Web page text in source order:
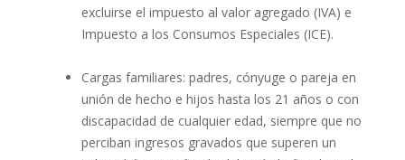
excluirse el impuesto al valor agregado (IVA) e
Impuesto a los Consumos Especiales (ICE).
Cargas familiares: padres, cónyuge o pareja en
unión de hecho e hijos hasta los 21 años o con
discapacidad de cualquier edad, siempre que no
perciban ingresos gravados que superen un